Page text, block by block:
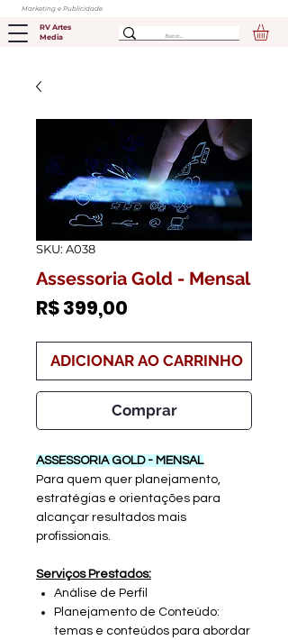
Marketing e Publicidade
RV Artes
Media
SKU: A038
Assessoria Gold - Mensal
R$ 399,00
ADICIONAR AO CARRINHO
Comprar
ASSESSORIA GOLD - MENSAL
Para quem quer planejamento,
estratégias e orientações para
alcançar resultados mais
profissionais.
Serviços Prestados:
Análise de Perfil
Planejamento de Conteúdo:
temas e conteúdos para abordar